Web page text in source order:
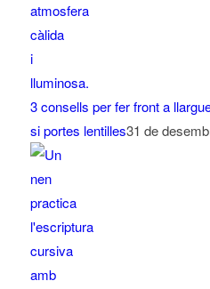
3 consells per fer front a
si portes lentilles31 de